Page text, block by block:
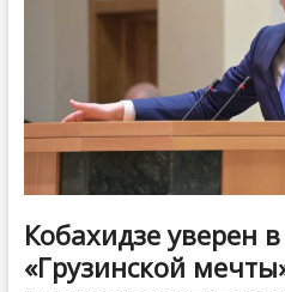
Кобахидзе уверен
«Грузинской